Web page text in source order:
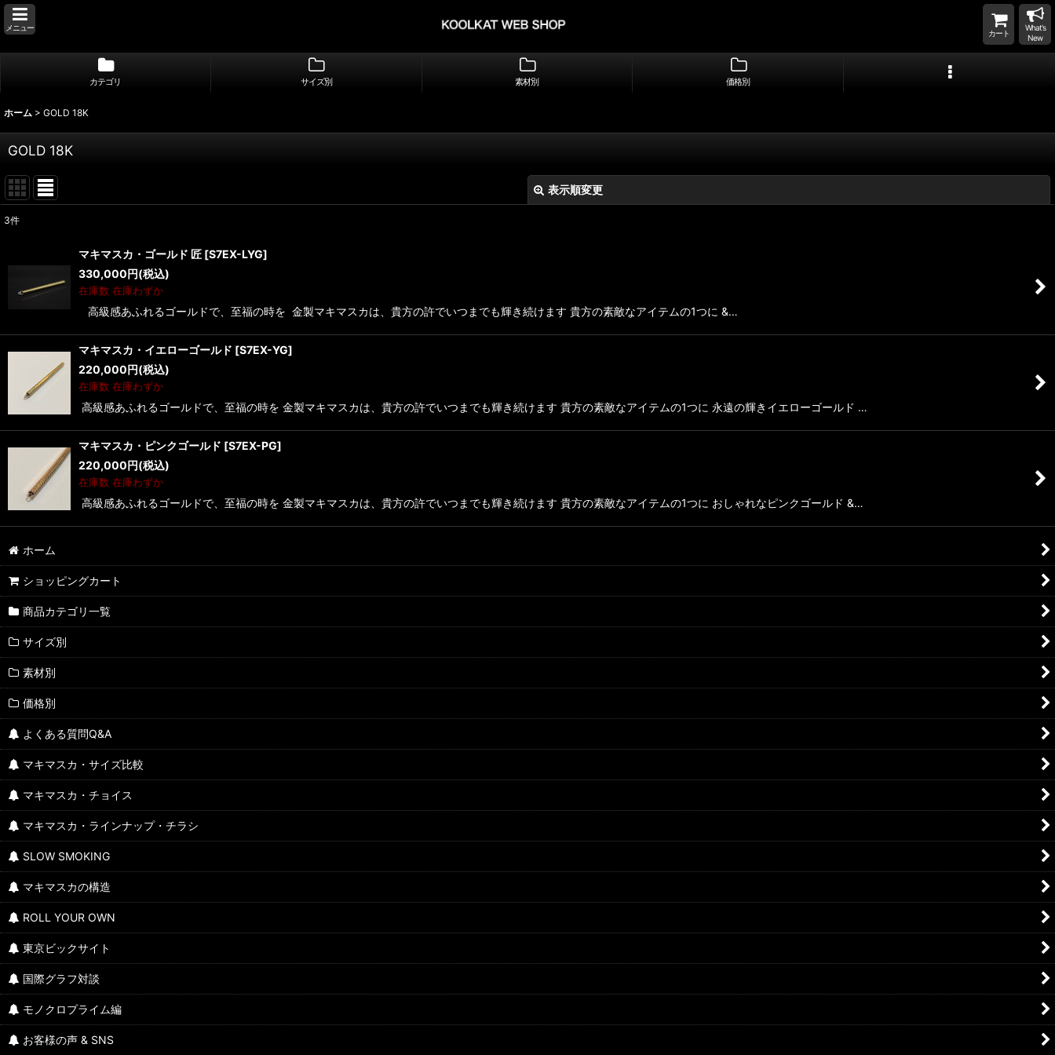
メニュー
カート
What's
New
カテゴリ サイズ別 素材別 価格別
ホーム > GOLD 18K
GOLD 18K
表示順変更
絞り込む
3件
マキマスカ・ゴールド 匠 [S7EX-LYG]
330,000円(税込)
在庫数 在庫わずか
高級感あふれるゴールドで、至福の時を 金製マキマスカは、貴方の許でいつまでも輝き続けます 貴方の素敵なアイテムの1つに &…
マキマスカ・イエローゴールド [S7EX-YG]
220,000円(税込)
在庫数 在庫わずか
高級感あふれるゴールドで、至福の時を 金製マキマスカは、貴方の許でいつまでも輝き続けます 貴方の素敵なアイテムの1つに 永遠の輝きイエローゴールド …
マキマスカ・ピンクゴールド [S7EX-PG]
220,000円(税込)
在庫数 在庫わずか
高級感あふれるゴールドで、至福の時を 金製マキマスカは、貴方の許でいつまでも輝き続けます 貴方の素敵なアイテムの1つに おしゃれなピンクゴールド &…
ホーム
ショッピングカート
商品カテゴリ一覧
サイズ別
素材別
価格別
よくある質問Q&A
マキマスカ・サイズ比較
マキマスカ・チョイス
マキマスカ・ラインナップ・チラシ
SLOW SMOKING
マキマスカの構造
ROLL YOUR OWN
東京ビックサイト
国際グラフ対談
モノクロプライム編
お客様の声 & SNS